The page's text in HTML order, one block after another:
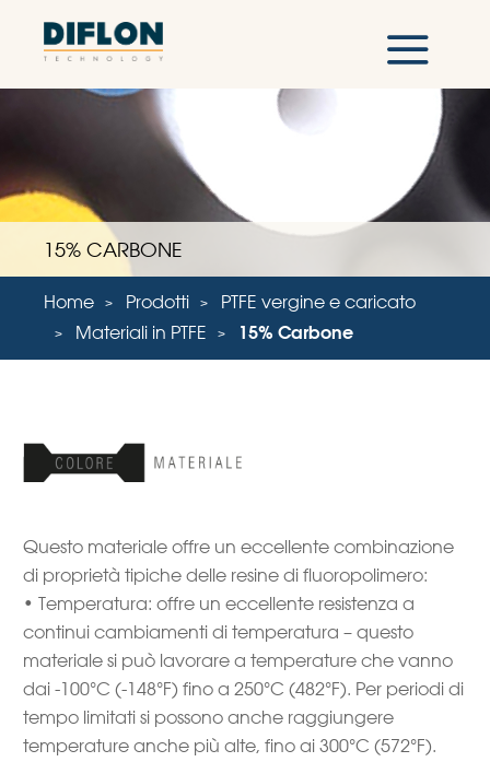
15% CARBONE
Home Prodotti
PTFE vergine e caricato
Materiali in PTFE
15% Carbone
Questo materiale offre un eccellente combinazione
di proprietà tipiche delle resine di fluoropolimero:
• Temperatura: offre un eccellente resistenza a
continui cambiamenti di temperatura – questo
materiale si può lavorare a temperature che vanno
dai -100°C (-148°F) fino a 250°C (482°F). Per periodi di
tempo limitati si possono anche raggiungere
temperature anche più alte, fino ai 300°C (572°F).